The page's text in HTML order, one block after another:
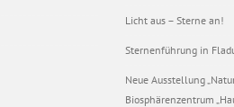
Licht aus – Sterne an!
Sternenführung in
Neue Ausstellung
Biosphärenzentrum